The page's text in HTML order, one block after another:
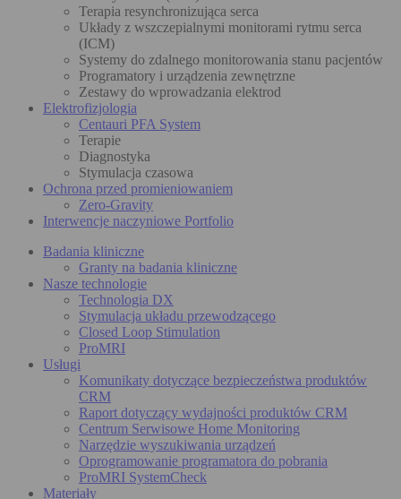
Terapia resynchronizująca serca
Układy z wszczepialnymi monitorami rytmu serca
(ICM)
Systemy do zdalnego monitorowania stanu pacjentów
Programatory i urządzenia zewnętrzne
Zestawy do wprowadzania elektrod
Elektrofizjologia
Centauri PFA System
Terapie
Diagnostyka
Stymulacja czasowa
Ochrona przed promieniowaniem
Zero-Gravity
Interwencje naczyniowe Portfolio
Badania kliniczne
Granty na badania kliniczne
Nasze technologie
Technologia DX
Stymulacja układu przewodzącego
Closed Loop Stimulation
ProMRI
Usługi
Komunikaty dotyczące bezpieczeństwa produktów
CRM
Raport dotyczący wydajności produktów CRM
Centrum Serwisowe Home Monitoring
Narzędzie wyszukiwania urządzeń
Oprogramowanie programatora do pobrania
ProMRI SystemCheck
Materiały